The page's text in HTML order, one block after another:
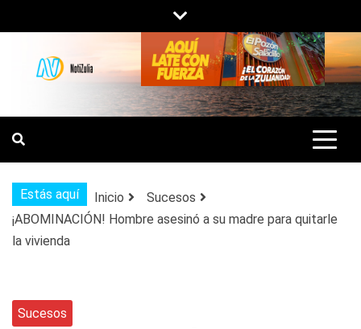
al
contenido
NOTIZULIA
NOTICIAS DEL ZULIA, VENEZUELA Y
DE INTERÉS GENERAL.
Estás aquí Inicio
Sucesos
¡ABOMINACIÓN! Hombre asesinó a su madre para quitarle
la vivienda
Sucesos